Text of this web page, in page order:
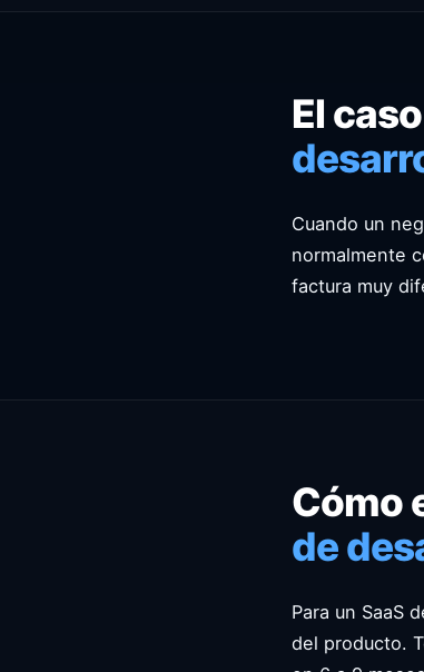
El
Cuando un
normalmente
factura muy
Cómo
de
Para un SaaS
del producto.